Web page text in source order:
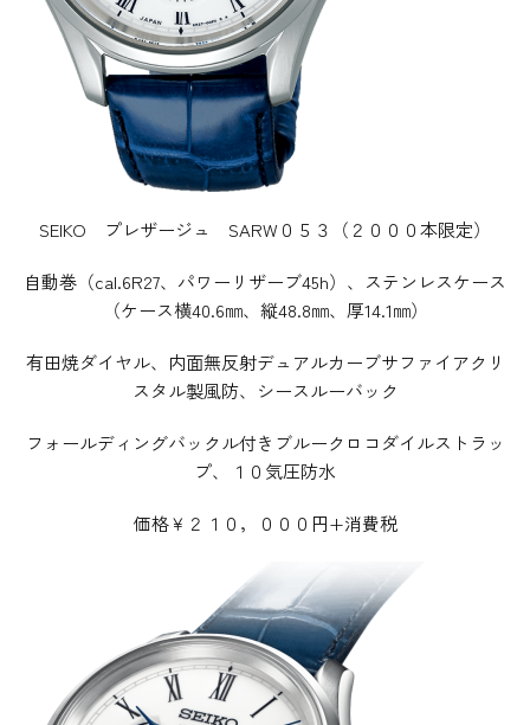
SEIKO プレザージュ SARW０５３（２０００本限定）
自動巻（cal.6R27、パワーリザーブ45h）、ステンレスケース
（ケース横40.6㎜、縦48.8㎜、厚14.1㎜）
有田焼ダイヤル、内面無反射デュアルカーブサファイアクリ
スタル製風防、シースルーバック
フォールディングバックル付きブルークロコダイルストラッ
プ、１０気圧防水
価格￥２１０，０００円+消費税